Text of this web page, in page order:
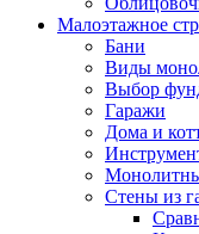
Малоэтажное
Бани
Виды
Выбор
Гаражи
Дома и
Стены из